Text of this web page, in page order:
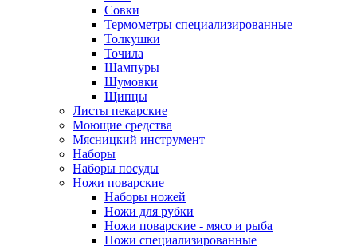
Совки
Термометры специализированные
Толкушки
Точила
Шампуры
Шумовки
Щипцы
Листы пекарские
Моющие средства
Мясницкий инструмент
Наборы
Наборы посуды
Ножи поварские
Наборы ножей
Ножи для рубки
Ножи поварские - мясо и рыба
Ножи специализированные